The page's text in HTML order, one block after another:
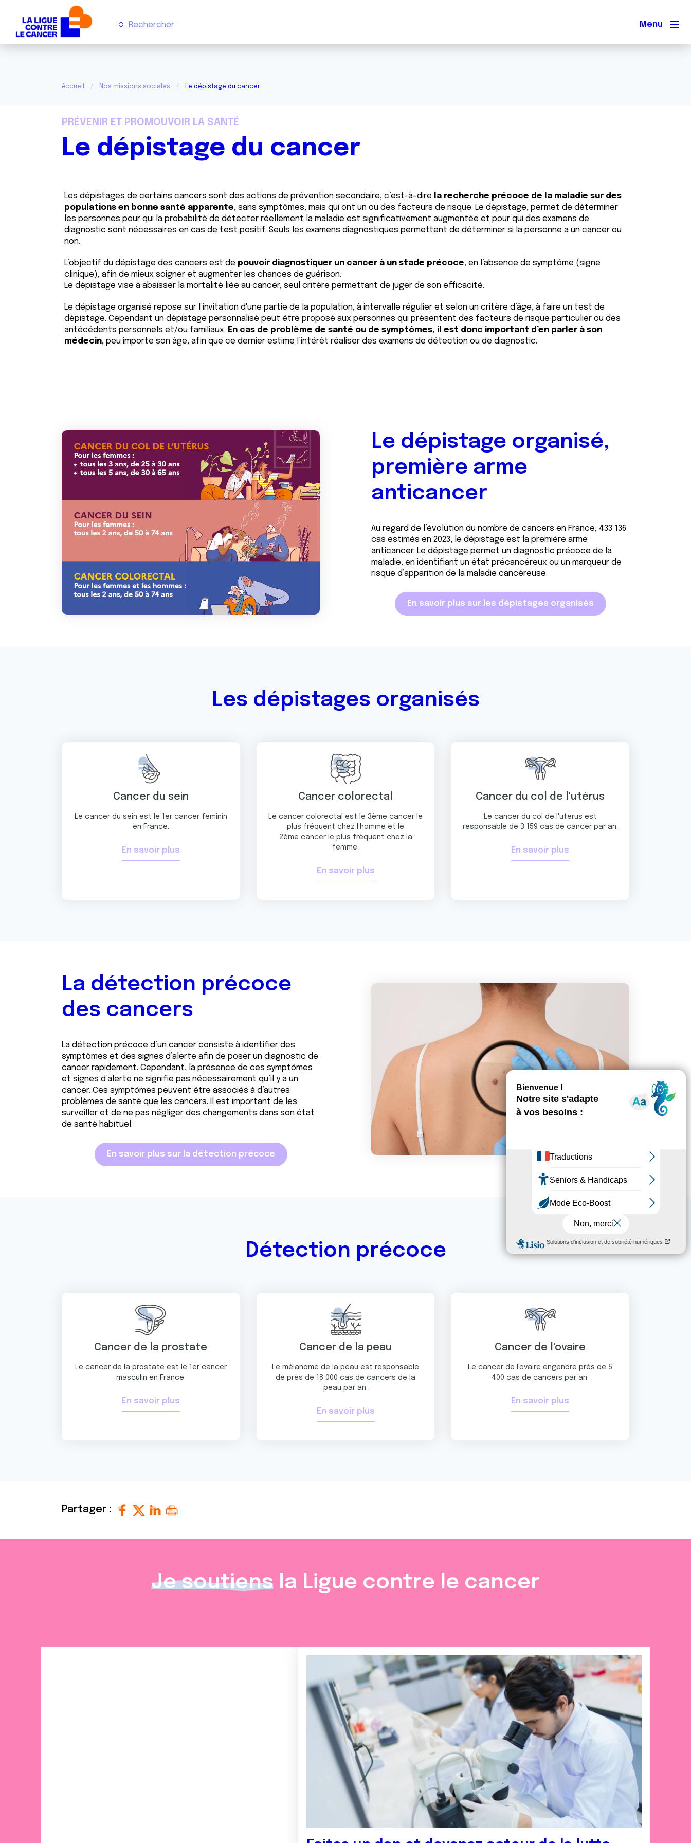
Menu
Accueil Nos missions sociales Le dépistage du cancer
PRÉVENIR ET PROMOUVOIR LA SANTÉ
Le dépistage du cancer
Les dépistages de certains cancers sont des actions de prévention secondaire, c’est-à-dire
la recherche précoce de la maladie sur des
populations en bonne santé apparente, sans symptômes, mais qui ont un ou des facteurs de risque. Le dépistage, permet de déterminer
les personnes pour qui la probabilité de détecter réellement la maladie est significativement augmentée et pour qui des examens de
diagnostic sont nécessaires en cas de test positif. Seuls les examens diagnostiques permettent de déterminer si la personne a un cancer ou
non.
L’objectif du dépistage des cancers est de pouvoir diagnostiquer un cancer à un stade précoce, en l’absence de symptôme (signe
clinique), afin de mieux soigner et augmenter les chances de guérison.
Le dépistage vise à abaisser la mortalité liée au cancer, seul critère permettant de juger de son efficacité.
Le dépistage organisé repose sur l’invitation d'une partie de la population, à intervalle régulier et selon un critère d’âge, à faire un test de
dépistage. Cependant un dépistage personnalisé peut être proposé aux personnes qui présentent des facteurs de risque particulier ou des
antécédents personnels et/ou familiaux. En cas de problème de santé ou de symptômes, il est donc important d’en parler à son
médecin, peu importe son âge, afin que ce dernier estime l’intérêt réaliser des examens de détection ou de diagnostic.
Le dépistage organisé,
première arme
anticancer
Au regard de l’évolution du nombre de cancers en France, 433 136
cas estimés en 2023, le dépistage est la première arme
anticancer. Le dépistage permet un diagnostic précoce de la
maladie, en identifiant un état précancéreux ou un marqueur de
risque d’apparition de la maladie cancéreuse.
En savoir plus sur les dépistages organisés
Les dépistages organisés
Cancer du sein
Le cancer du sein est le 1er cancer féminin
en France.
En savoir plus
Cancer colorectal
Le cancer colorectal est le 3ème cancer le
plus fréquent chez l’homme et le
2ème cancer le plus fréquent chez la
femme.
En savoir plus
Cancer du col de l'utérus
Le cancer du col de l'utérus est
responsable de 3 159 cas de cancer par an.
En savoir plus
La détection précoce
des cancers
La détection précoce d’un cancer consiste à identifier des
symptômes et des signes d’alerte afin de poser un diagnostic de
cancer rapidement. Cependant, la présence de ces symptômes
et signes d’alerte ne signifie pas nécessairement qu’il y a un
cancer. Ces symptômes peuvent être associés à d’autres
problèmes de santé que les cancers. Il est important de les
surveiller et de ne pas négliger des changements dans son état
de santé habituel.
En savoir plus sur la détection précoce
Détection précoce
Cancer de la prostate
Le cancer de la prostate est le 1er cancer
masculin en France.
En savoir plus
Cancer de la peau
Le mélanome de la peau est responsable
de près de 18 000 cas de cancers de la
peau par an.
En savoir plus
Cancer de l'ovaire
Le cancer de l'ovaire engendre près de 5
400 cas de cancers par an.
En savoir plus
Partager :
Je soutiens la Ligue contre le cancer